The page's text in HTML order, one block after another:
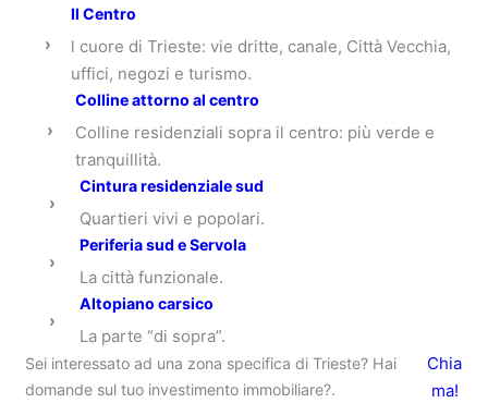
›
Il Centro
l cuore di Trieste: vie dritte, canale, Città Vecchia,
uffici, negozi e turismo.
›
Colline attorno al centro
Colline residenziali sopra il centro: più verde e
tranquillità.
›
Cintura residenziale sud
Quartieri vivi e popolari.
›
Periferia sud e Servola
La città funzionale.
›
Altopiano carsico
La parte “di sopra”.
Sei interessato ad una zona specifica di Trieste? Hai
domande sul tuo investimento immobiliare?.
Chia
ma!